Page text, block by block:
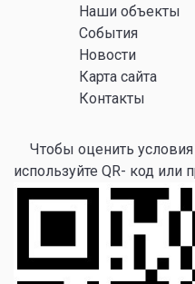
Наши объекты
События
Новости
Карта сайта
Контакты
Чтобы оценить
используйте QR- код или